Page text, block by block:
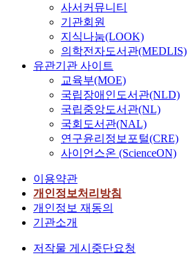
사서커뮤니티
기관회원
지식나눔(LOOK)
의학전자도서관(MEDLIS)
유관기관 사이트
교육부(MOE)
국립장애인도서관(NLD)
국립중앙도서관(NL)
국회도서관(NAL)
연구윤리정보포털(CRE)
사이언스온 (ScienceON)
이용약관
개인정보처리방침
개인정보 재동의
기관소개
저작물 게시중단요청